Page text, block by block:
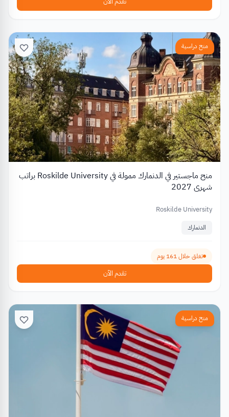
منح دراسية
منح ماجستير في الدنمارك ممولة في Roskilde University براتب
شهري 2027
Roskilde University
الدنمارك
تغلق خلال 161 يوم
تقدم الآن
منح دراسية